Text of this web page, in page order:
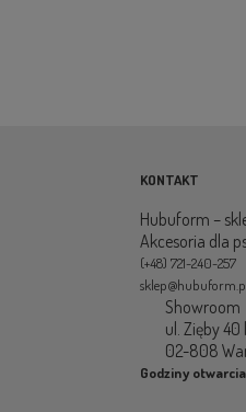
KONTAKT
Hubuform –
Akcesoria dla
(+48) 721-240-257
Showroom
ul. Zięby 40
02-808
Godziny otwarcia